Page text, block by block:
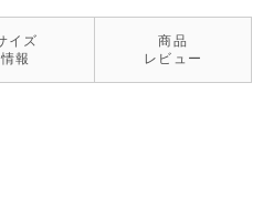
イズ
情報
商品
レビュー